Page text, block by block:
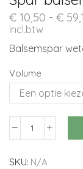
€ 10,50 - €
incl.btw
Balsemspar
Volume
Spar
aantal
SKU: N/A